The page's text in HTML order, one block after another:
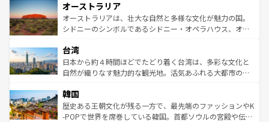
部のニューオーリンズでは、音楽と美食が融合した独特の
文化が魅力。旅行者はアメリカの各地域で異なる魅力を楽
しみながら、その多様性と豊かな歴史を感じることができ
ならではの贅沢な旅のスタイルだ。 なお、新着のアメリカ
情報はコンテンツ一覧を参照してほしい。
ワイ島は見逃せない。また、定番の観光地といえばオアフ
島だが、静かな自然を求めるならマウイ島やカウアイ島が
おすすめ。エメラルドグリーンに輝く海をはじめ、豊かな
れるおもてなしの心で訪れる人々を迎えてくれるハワイの
人々、おいしいローカルフードやハワイアンミュージッ
ク、伝統的なフラダンスなど、すべてがハワイの魅力を彩
ワイを、存分に味わってほしい。 なお、新着のハワイ情報
はコンテンツ一覧を参照してほしい。
オーストラリア
オーストラリアは、壮大な自然と多様な文化が魅力の国。
シドニーのシンボルであるシドニー・オペラハウス、オー
リアリーフや大陸中央部にそびえるウルル（エアーズロッ
ク）、タスマニアの美しい原生林やケアンズの熱帯雨林な
ど、見どころがたくさん。また、カフェやワイン、オージ
いる。アクティビティも充実しており、サーフィンやダイ
ビング、ハイキングなど、アウトドア好きにはたまらな
い。オーストラリアの多彩な魅力を存分に味わいつくそ
台湾
日本から約４時間ほどでたどり着く台湾は、多彩な文化と
自然が織りなす魅力的な観光地。活気あふれる大都市の台
ン）、静ひつな山岳地帯である台湾東部など、都市の喧騒
と山間の静けさが共存しており、訪れる人に新しい発見と
驚きをもたらしてくれる。また、奥深い台湾の食文化も魅
韓国
歴史ある王朝文化が残る一方で、最先端のファッションやK
-POPで世界を席巻している韓国。首都ソウルの宮殿や伝統